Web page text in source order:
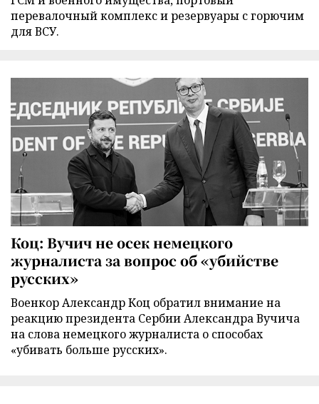
перевалочный комплекс и резервуары с горючим
для ВСУ.
Коц: Вучич не осек немецкого
журналиста за вопрос об «убийстве
русских»
Военкор Александр Коц обратил внимание на
реакцию президента Сербии Александра Вучича
на слова немецкого журналиста о способах
«убивать больше русских».